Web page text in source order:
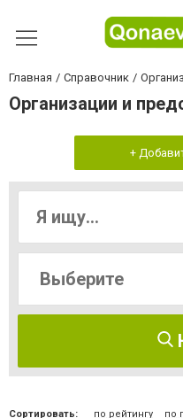
Главная Справочник
Организации и
+
Сортировать: по рейтингу по